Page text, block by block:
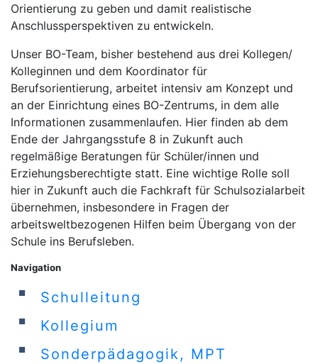
Orientierung zu geben und damit realistische
Anschlussperspektiven zu entwickeln.
Unser BO-Team, bisher bestehend aus drei Kollegen/
Kolleginnen und dem Koordinator für
Berufsorientierung, arbeitet intensiv am Konzept und
an der Einrichtung eines BO-Zentrums, in dem alle
Informationen zusammenlaufen. Hier finden ab dem
Ende der Jahrgangsstufe 8 in Zukunft auch
regelmäßige Beratungen für Schüler/innen und
Erziehungsberechtigte statt. Eine wichtige Rolle soll
hier in Zukunft auch die Fachkraft für Schulsozialarbeit
übernehmen, insbesondere in Fragen der
arbeitsweltbezogenen Hilfen beim Übergang von der
Schule ins Berufsleben.
Navigation
Schulleitung
Kollegium
Sonderpädagogik, MPT